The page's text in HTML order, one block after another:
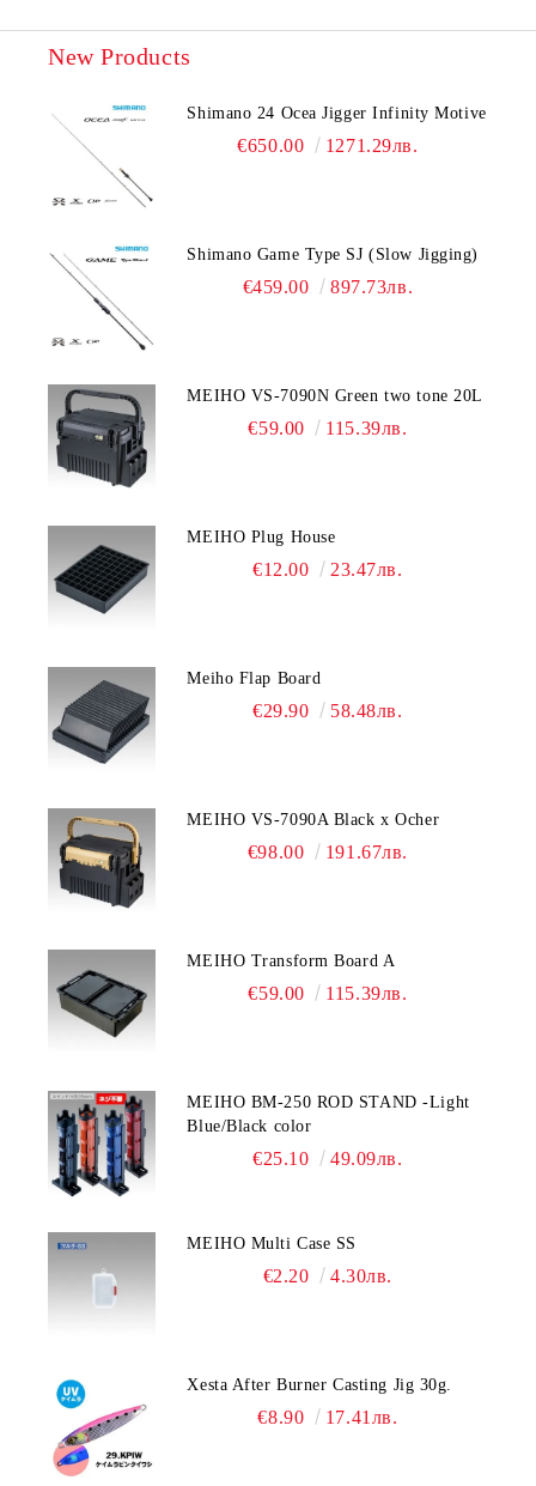
New Products
Shimano 24 Ocea Jigger Infinity Motive
€650.00 1271.29лв.
Shimano Game Type SJ (Slow Jigging)
€459.00 897.73лв.
MEIHO VS-7090N Green two tone 20L
€59.00 115.39лв.
MEIHO Plug House
€12.00 23.47лв.
Meiho Flap Board
€29.90 58.48лв.
MEIHO VS-7090A Black x Ocher
€98.00 191.67лв.
MEIHO Transform Board A
€59.00 115.39лв.
MEIHO BM-250 ROD STAND -Light
Blue/Black color
€25.10 49.09лв.
MEIHO Multi Case SS
€2.20 4.30лв.
Xesta After Burner Casting Jig 30g.
€8.90 17.41лв.